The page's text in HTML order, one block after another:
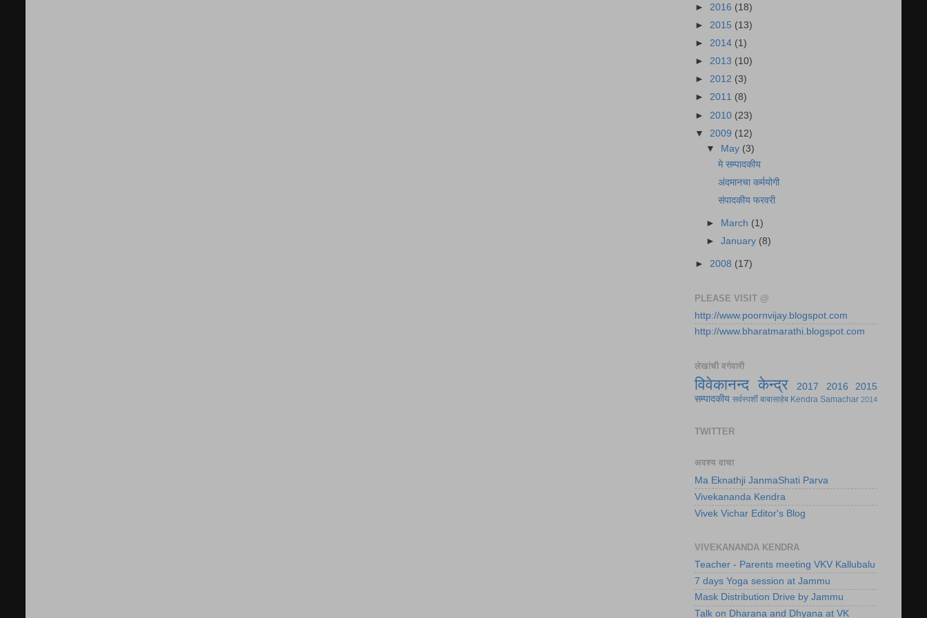
► 2016 (18)
► 2015 (13)
► 2014 (1)
► 2013 (10)
► 2012 (3)
► 2011 (8)
► 2010 (23)
▼ 2009 (12)
▼
May (3)
मे सम्पादकीय
अंदमानचा कर्मयोगी
संपादकीय फरवरी
► March (1)
►January (8)
► 2008 (17)
PLEASE VISIT @
http://www.poornvijay.blogspot.com
http://www.bharatmarathi.blogspot.com
लेखांची वर्गवारी
विवेकानन्द केन्द्र 2017 2016
2015
सम्पादकीय सर्वस्पर्शी बाबासाहेब Kendra Samachar 2014
TWITTER
अवश्य वाचा
Ma Eknathji JanmaShati Parva
Vivekananda Kendra
Vivek Vichar Editor's Blog
VIVEKANANDA KENDRA
Teacher - Parents meeting VKV Kallubalu
7 days Yoga session at Jammu
Mask Distribution Drive by Jammu
Talk on Dharana and Dhyana at VK